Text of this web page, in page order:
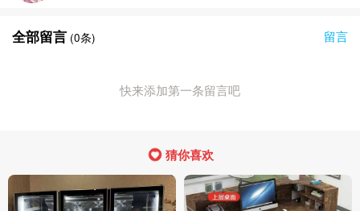
全部留言 (0条) 留言
快来添加第一条留言吧
猜你喜欢